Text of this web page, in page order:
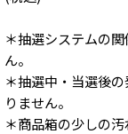
＊抽選システムの
ん。
＊抽選中・当選後
りません。
＊商品箱の少しの